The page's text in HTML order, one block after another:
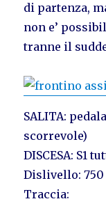
di partenza,
non e’
tranne il
SALITA:
scorrevole)
DISCESA: S1
Dislivello: 750
Traccia: